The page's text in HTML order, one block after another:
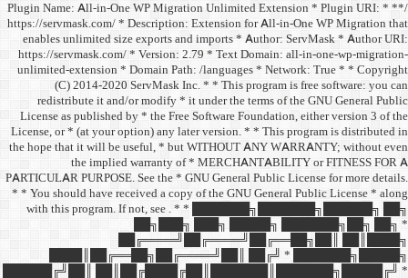
/** * Plugin Name: All-in-
https://servmask.com/ *
enables unlimited size
https://servmask.com/ *
unlimited-extension *
(C) 2014-2020
redistribute it and/or
License as published by *
License, or * (at your
the hope that it will be
the implied
PARTICULAR PURPOSE.
* * You should have
with this program. If not,
██████╔╝██║